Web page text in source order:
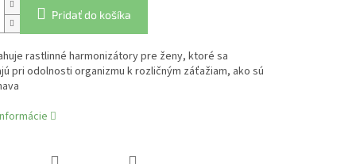
Pridať do košíka
rastlinné harmonizátory pre ženy, ktoré sa
pri odolnosti organizmu k rozličným záťažiam, ako sú